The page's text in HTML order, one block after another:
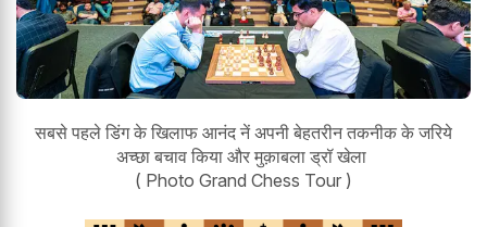
सबसे पहले डिंग के खिलाफ आनंद नें अपनी बेहतरीन तकनीक के जरिये
अच्छा बचाव किया और मुक़ाबला ड्रॉ खेला
( Photo Grand Chess Tour )